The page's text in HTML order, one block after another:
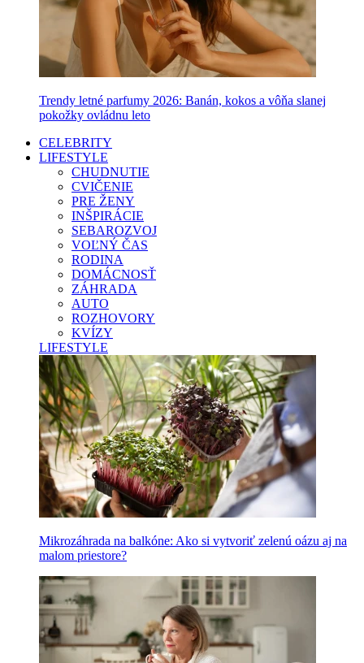
Trendy letné parfumy 2026: Banán, kokos a vôňa slanej
pokožky ovládnu leto
CELEBRITY
LIFESTYLE
CHUDNUTIE
CVIČENIE
PRE ŽENY
INŠPIRÁCIE
SEBAROZVOJ
VOĽNÝ ČAS
RODINA
DOMÁCNOSŤ
ZÁHRADA
AUTO
ROZHOVORY
KVÍZY
LIFESTYLE
Mikrozáhrada na balkóne: Ako si vytvoriť zelenú oázu aj na
malom priestore?